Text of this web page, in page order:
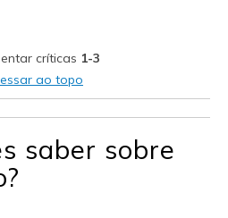
are for Wearing
críticas 1-3
ao topo
saber sobre